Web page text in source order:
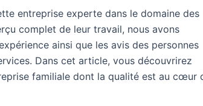
entreprise experte dans le domaine des
complet de leur travail, nous avons
ainsi que les avis des personnes
Dans cet article, vous découvrirez
familiale dont la qualité est au cœur